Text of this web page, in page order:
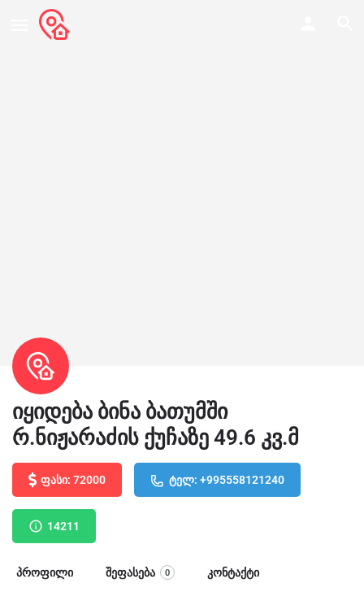
იყიდება ბინა ბათუმში
რ.ნიჟარაძის ქუჩაზე 49.6 კვ.მ
ფასი: 72000 ტელ: +995558121240
14211
პროფილი შეფასება 0 კონტაქტი